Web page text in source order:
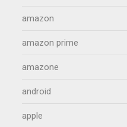
amazon
amazon prime
amazone
android
apple